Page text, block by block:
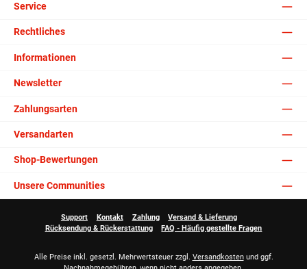
Service
Rechtliches
Informationen
Newsletter
Zahlungsarten
Versandarten
Shop-Bewertungen
Unsere Communities
Support Kontakt Zahlung
Versand & Lieferung
Rücksendung & Rückerstattung
FAQ - Häufig gestellte Fragen
Alle Preise inkl. gesetzl. Mehrwertsteuer zzgl. Versandkostenund ggf.